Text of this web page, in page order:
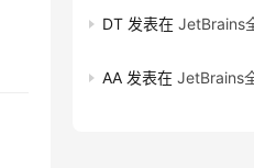
DT 发表在 JetBrains
AA 发表在 JetBrains